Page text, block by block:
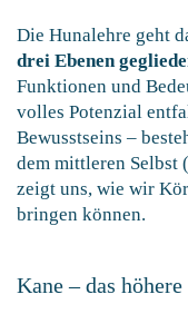
Die Hunalehre geht
drei Ebenen
Funktionen und
volles Potenzial
Bewusstseins –
dem mittleren Selbst
zeigt uns, wie wir
bringen können.
Kane – das